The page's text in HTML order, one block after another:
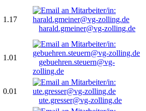
1.17
harald.gmeiner@vg-zolling.de
1.01
gebuehren.steuern@vg-
zolling.de
0.01
ute.gresser@vg-zolling.de